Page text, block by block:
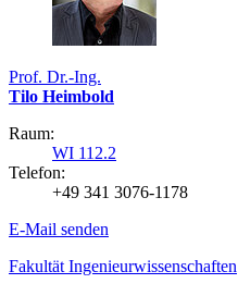
Prof. Dr.-Ing.
Tilo Heimbold
Raum:
WI 112.2
Telefon:
+49 341 3076-1178
E-Mail senden
Fakultät Ingenieurwissenschaften